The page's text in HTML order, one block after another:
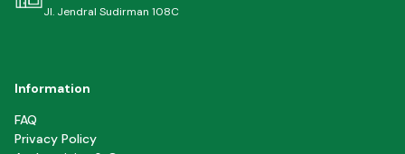
Jl. Jendral Sudirman 108C
Information
FAQ
Privacy Policy